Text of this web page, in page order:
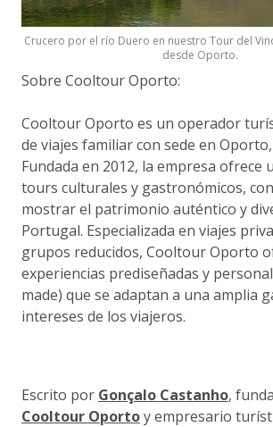
Crucero por el río Duero en nuestro Tour del
desde Oporto.
Sobre Cooltour Oporto:
Cooltour Oporto es un operador
de viajes familiar con sede en
Fundada en 2012, la empresa ofrece
tours culturales y gastronómicos,
mostrar el patrimonio auténtico y
Portugal. Especializada en viajes
grupos reducidos, Cooltour Oporto
experiencias prediseñadas y
made) que se adaptan a una amplia
intereses de los viajeros.
Escrito por Gonçalo Castanho,
Cooltour Oportoy empresario